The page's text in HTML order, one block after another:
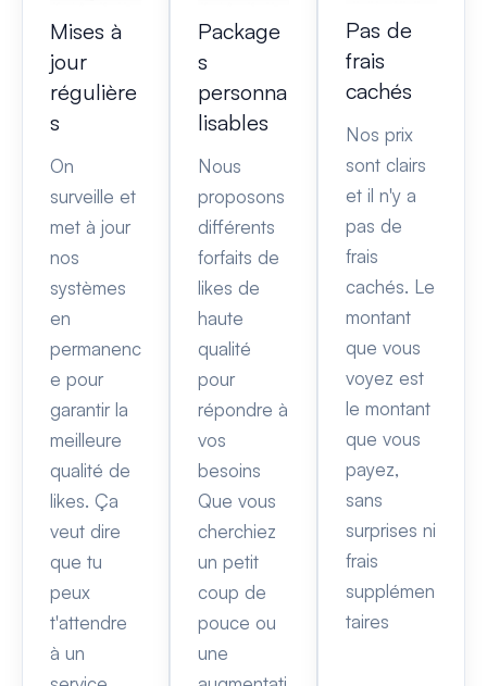
Mises à
jour
régulière
s
On
surveille et
met à jour
nos
systèmes
en
permanenc
e pour
garantir la
meilleure
qualité de
likes. Ça
veut dire
que tu
peux
t'attendre
à un
Package
s
personna
lisables
Nous
proposons
différents
forfaits de
likes de
haute
qualité
pour
répondre à
vos
besoins
Que vous
cherchiez
un petit
coup de
pouce ou
une
Pas de
frais
cachés
Nos prix
sont clairs
et il n'y a
pas de
frais
cachés. Le
montant
que vous
voyez est
le montant
que vous
payez,
sans
surprises ni
frais
supplémen
taires